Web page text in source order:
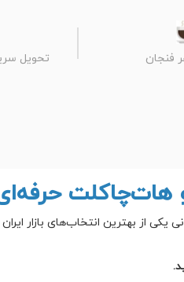
فنجان تحویل
هات‌چاکلت
یکی از بهترین انتخاب‌های بازار